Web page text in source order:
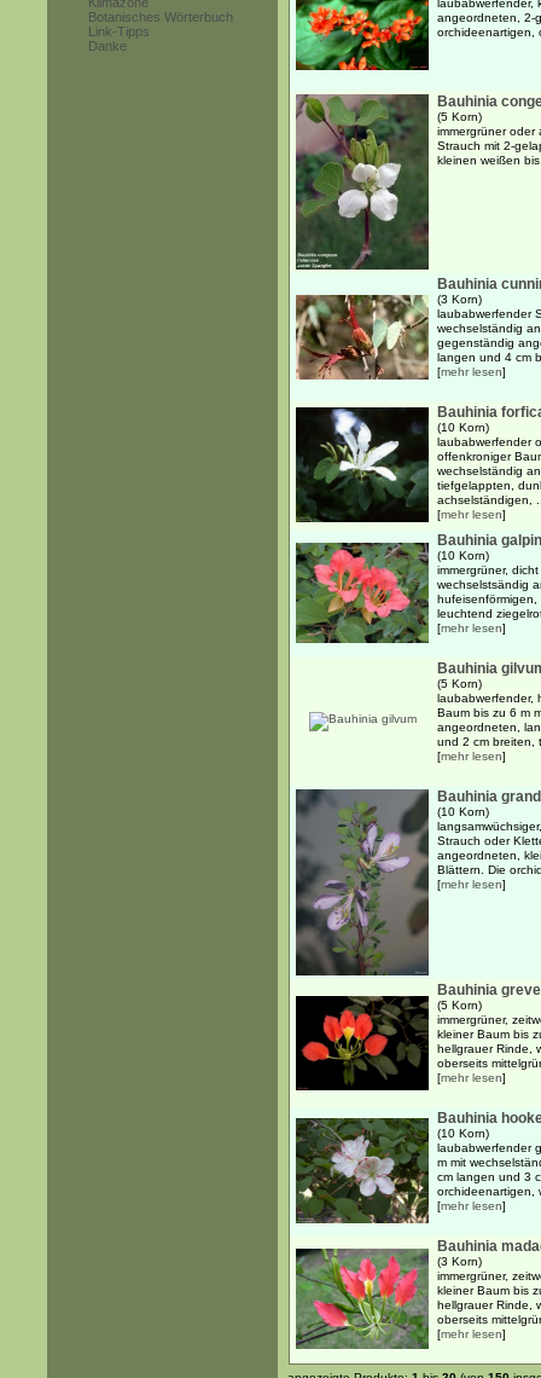
Botanisches Wörterbuch
Link-Tipps
Danke
laubabwerfender,
angeordneten, 2-
orchideenartigen,
Bauhinia
(5 Korn)
immergrüner oder
Strauch mit 2-
kleinen weißen
Bauhinia
(3 Korn)
laubabwerfender
wechselständig
gegenständig
langen und 4 cm
[mehr lesen]
Bauhinia
(10 Korn)
laubabwerfender
offenkroniger
wechselständig
tiefgelappten,
achselständigen,
[mehr lesen]
Bauhinia
(10 Korn)
immergrüner,
wechselstsändig
leuchtend
[mehr lesen]
Bauhinia
(5 Korn)
laubabwerfender,
Baum bis zu 6 m
angeordneten,
und 2 cm breiten,
[mehr lesen]
Bauhinia
(10 Korn)
Strauch oder
angeordneten,
Blättern. Die
[mehr lesen]
Bauhinia
(5 Korn)
immergrüner,
kleiner Baum bis
hellgrauer Rinde,
oberseits
[mehr lesen]
Bauhinia
(10 Korn)
laubabwerfender
m mit
cm langen und 3
orchideenartigen,
[mehr lesen]
Bauhinia
(3 Korn)
immergrüner,
kleiner Baum bis
hellgrauer Rinde,
oberseits
[mehr lesen]